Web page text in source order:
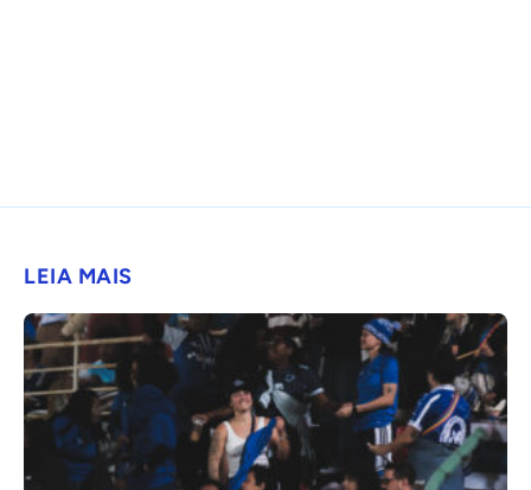
LEIA MAIS